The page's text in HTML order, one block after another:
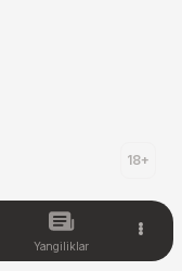
18+
Yangiliklar